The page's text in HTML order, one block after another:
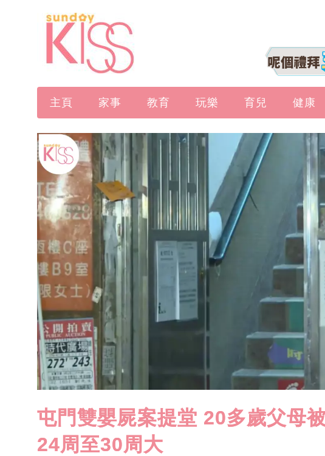
主頁 家事 教育 玩樂 育兒 健康
屯門雙嬰屍案提堂 20多歲父母
24周至30周大